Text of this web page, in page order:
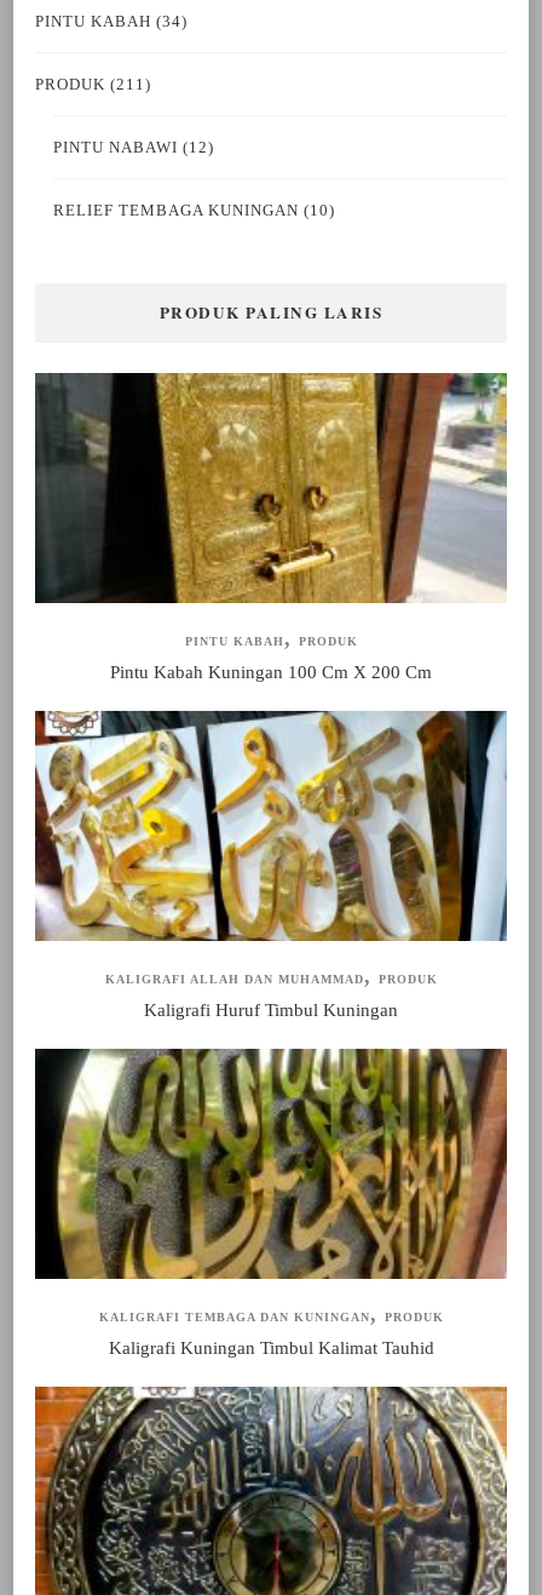
PINTU KABAH (34)
PRODUK (211)
PINTU NABAWI (12)
RELIEF TEMBAGA KUNINGAN (10)
PRODUK PALING LARIS
PINTU KABAH PRODUK
Pintu Kabah Kuningan 100 Cm X 200 Cm
KALIGRAFI ALLAH DAN MUHAMMAD PRODUK
Kaligrafi Huruf Timbul Kuningan
KALIGRAFI TEMBAGA DAN KUNINGAN PRODUK
Kaligrafi Kuningan Timbul Kalimat Tauhid